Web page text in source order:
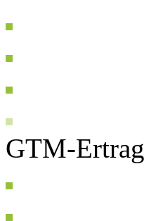
GTM-Ertrag